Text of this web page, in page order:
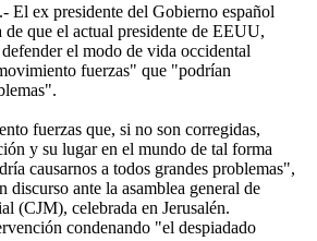
El ex presidente del Gobierno español
que el actual presidente de EEUU,
el modo de vida occidental
fuerzas" que "podrían
fuerzas que, si no son corregidas,
y su lugar en el mundo de tal forma
causarnos a todos grandes problemas",
ante la asamblea general de
(CJM), celebrada en Jerusalén.
condenando "el despiadado